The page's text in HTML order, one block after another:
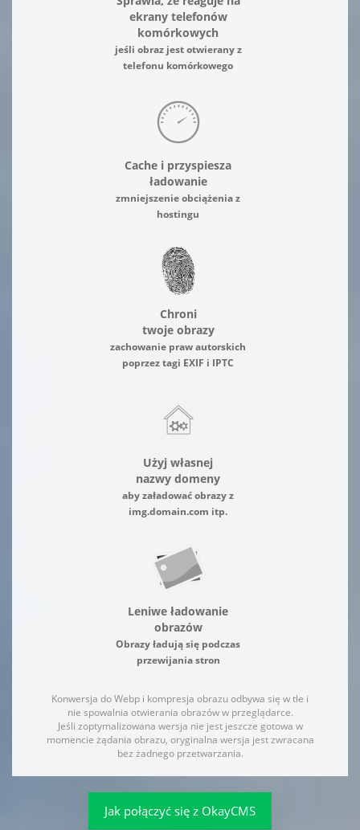
ekrany telefonów
komórkowych
jeśli obraz jest otwierany z
telefonu komórkowego
Cache i przyspiesza
ładowanie
zmniejszenie obciążenia z
hostingu
Chroni
twoje obrazy
zachowanie praw autorskich
poprzez tagi EXIF i IPTC
Użyj własnej
nazwy domeny
aby załadować obrazy z
img.domain.com itp.
Leniwe ładowanie
obrazów
Obrazy ładują się podczas
przewijania stron
Konwersja do Webp i kompresja obrazu odbywa się w tle i
nie spowalnia otwierania obrazów w przeglądarce.
Jeśli zoptymalizowana wersja nie jest jeszcze gotowa w
momencie żądania obrazu, oryginalna wersja jest zwracana
bez żadnego przetwarzania.
Jak połączyć się z OkayCMS